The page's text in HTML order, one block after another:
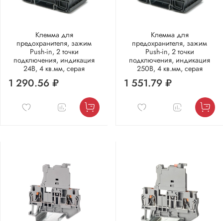
Клемма для
предохранителя, зажим
Push-in, 2 точки
подключения, индикация
24В, 4 кв.мм, серая
1 290.56 ₽
Клемма для
предохранителя, зажим
Push-in, 2 точки
подключения, индикация
250В, 4 кв.мм, серая
1 551.79 ₽